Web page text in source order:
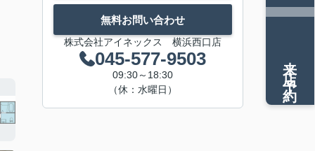
無料お問い合わせ
株式会社アイネックス 横浜西口店
045-577-9503
09:30～18:30
（休：水曜日）
来店予約